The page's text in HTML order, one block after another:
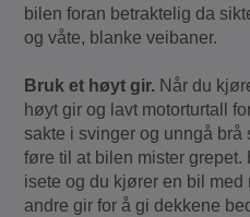
bilen foran betraktelig da
og våte, blanke veibaner.
Bruk et høyt gir. Når du
høyt gir og lavt motorturtall
sakte i svinger og unngå brå
føre til at bilen mister
isete og du kjører en bil med
andre gir for å gi dekkene